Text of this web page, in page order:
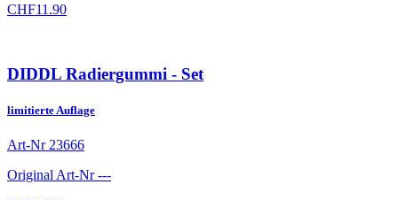
CHF11.90
DIDDL Radiergummi - Set
limitierte Auflage
Art-Nr 23666
Original Art-Nr---